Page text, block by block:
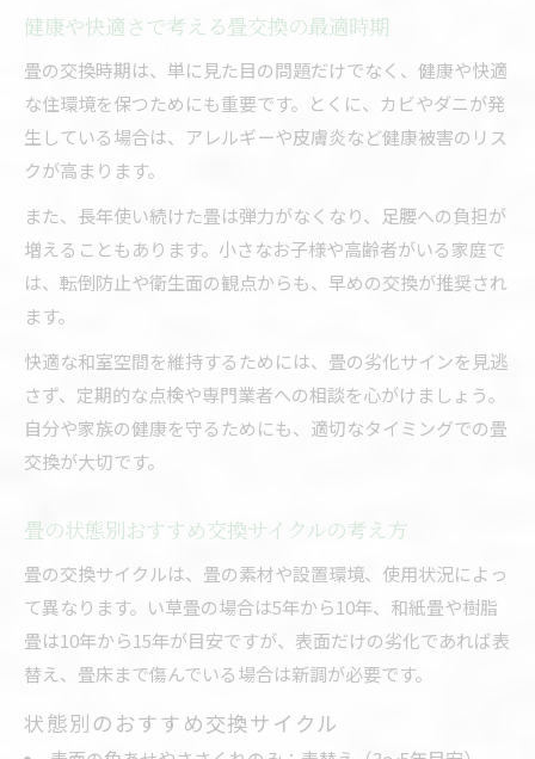
健康や快適さで考える畳交換の最適時期
畳の交換時期は、単に見た目の問題だけでなく、健康や快適
な住環境を保つためにも重要です。とくに、カビやダニが発
生している場合は、アレルギーや皮膚炎など健康被害のリス
クが高まります。
また、長年使い続けた畳は弾力がなくなり、足腰への負担が
増えることもあります。小さなお子様や高齢者がいる家庭で
は、転倒防止や衛生面の観点からも、早めの交換が推奨され
ます。
快適な和室空間を維持するためには、畳の劣化サインを見逃
さず、定期的な点検や専門業者への相談を心がけましょう。
自分や家族の健康を守るためにも、適切なタイミングでの畳
交換が大切です。
畳の状態別おすすめ交換サイクルの考え方
畳の交換サイクルは、畳の素材や設置環境、使用状況によっ
て異なります。い草畳の場合は5年から10年、和紙畳や樹脂
畳は10年から15年が目安ですが、表面だけの劣化であれば表
替え、畳床まで傷んでいる場合は新調が必要です。
状態別のおすすめ交換サイクル